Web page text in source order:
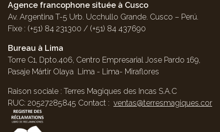
Agence francophone située à Cusco
Av. Argentina T-5 Urb. Ucchullo Grande. Cusco – Perú.
Fixe : (+51) 84 231300 / (+51) 84 437690
Bureau à Lima
Torre C1, Dpto.406, Centro Empresarial Jose Pardo 169,
Pasaje Mártir Olaya Lima - Lima- Miraflores
Raison sociale : Terres Magiques des Incas S.A.C
RUC: 20527285845 Contact : ventas@terresmagiques.com